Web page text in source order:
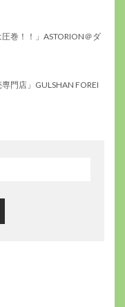
巻！！」ASTORION＠ダ
門店」GULSHAN FOREI